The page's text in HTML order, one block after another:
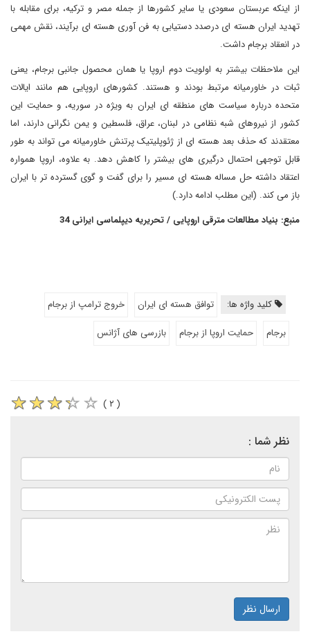
از اینکه عربستان سعودی یا سایر کشورها از جمله مصر و ترکیه، برای مقابله با
تهدید ایران هسته ای درصدد دستیابی به فن آوری هسته ای برآیند، نقش مهمی
در انعقاد برجام داشت.
این ملاحظات بیشتر به اولویت دوم اروپا یا همان محصول جانبی برجام، یعنی
ثبات در خاورمیانه مرتبط بودند و هستند. کشورهای اروپایی هم مانند ایالات
متحده درباره سیاست های منطقه ای ایران به ویژه در سوریه، و حمایت این
کشور از نیروهای شبه نظامی در لبنان، عراق، فلسطین و یمن نگرانی دارند، اما
معتقدند که حذف بعد هسته ای از ژئوپلیتیک پرتنش خاورمیانه می تواند به طور
قابل توجهی احتمال درگیری های بیشتر را کاهش دهد. به علاوه، اروپا همواره
اعتقاد داشته حل مساله هسته ای مسیر را برای گفت و گوی گسترده تر با ایران
باز می کند. (این مطلب ادامه دارد.)
منبع: بنیاد مطالعات مترقی اروپایی / تحریریه دیپلماسی ایرانی 34
کلید واژه ها: توافق هسته ای ایران
خروج ترامپ از برجام
برجام
حمایت اروپا از برجام بازرسی های آژانس
( ۲ )
نظر شما :
ارسال نظر